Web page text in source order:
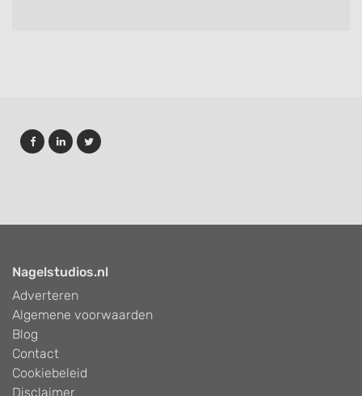
Nagelstudios.nl
Adverteren
Algemene voorwaarden
Blog
Contact
Cookiebeleid
Disclaimer